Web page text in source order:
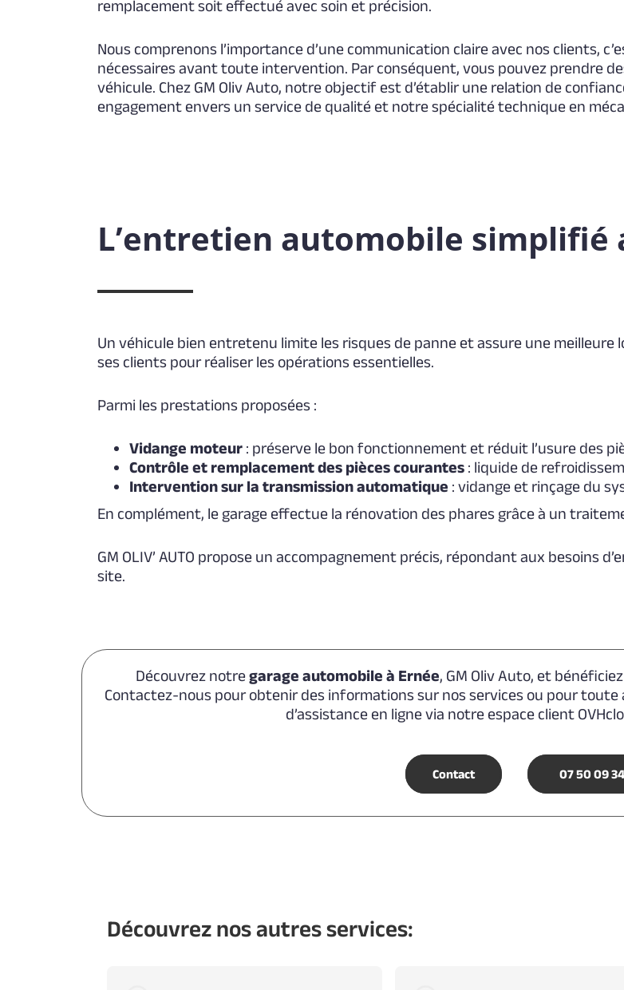
remplacement soit effectué avec soin et précision.
Nous comprenons l’importance d’une communication claire avec nos clients,
nécessaires avant toute intervention. Par conséquent, vous pouvez prendre
véhicule. Chez GM Oliv Auto, notre objectif est d’établir une relation de
engagement envers un service de qualité et notre spécialité technique en
L’entretien automobile simplifié
Un véhicule bien entretenu limite les risques de panne et assure une meilleure
ses clients pour réaliser les opérations essentielles.
Parmi les prestations proposées :
Vidange moteur : préserve le bon fonctionnement et réduit l’usure des
Contrôle et remplacement des pièces courantes : liquide de
Intervention sur la transmission automatique : vidange et rinçage du
En complément, le garage effectue la rénovation des phares grâce à un
GM OLIV’ AUTO propose un accompagnement précis, répondant aux besoins
site.
Découvrez notregarage automobile à Ernée, GM Oliv Auto, et
Contactez-nous pour obtenir des informations sur nos services ou pour
d’assistance en ligne via notre espace client
Contact 07 50 09
Découvrez nos autres services: